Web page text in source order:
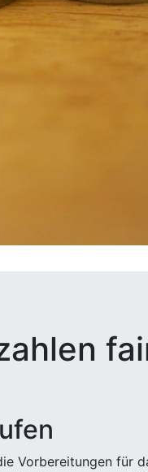
Vorbereitungen für